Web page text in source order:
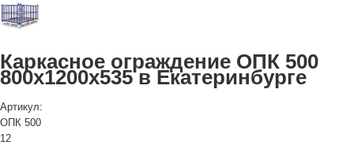
Каркасное ограждение ОПК 500
800х1200х535 в Екатеринбурге
Артикул:
ОПК 500
12